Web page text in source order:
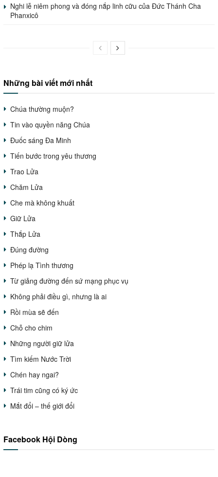
Nghi lễ niêm phong và đóng nắp linh cữu của Đức Thánh Cha
Phanxicô
Những bài viết mới nhất
Chúa thường muộn?
Tin vào quyền năng Chúa
Đuốc sáng Đa Minh
Tiến bước trong yêu thương
Trao Lửa
Chăm Lửa
Che mà không khuất
Giữ Lửa
Thắp Lửa
Đúng đường
Phép lạ Tình thương
Từ giảng đường đến sứ mạng phục vụ
Không phải điều gì, nhưng là ai
Rồi mùa sẽ đến
Chỗ cho chim
Những người giữ lửa
Tìm kiếm Nước Trời
Chén hay ngai?
Trái tim cũng có ký ức
Mắt đổi – thế giới đổi
Facebook Hội Dòng